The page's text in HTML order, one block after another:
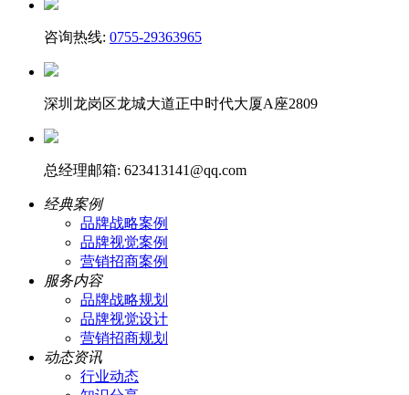
咨询热线: 0755-29363965
深圳龙岗区龙城大道正中时代大厦A座2809
总经理邮箱: 623413141@qq.com
经典案例
品牌战略案例
品牌视觉案例
营销招商案例
服务内容
品牌战略规划
品牌视觉设计
营销招商规划
动态资讯
行业动态